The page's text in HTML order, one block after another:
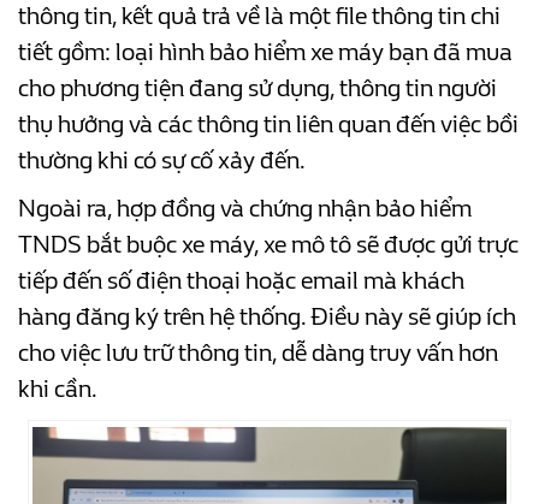
thông tin, kết quả trả về là một file thông tin chi
tiết gồm: loại hình bảo hiểm xe máy bạn đã mua
cho phương tiện đang sử dụng, thông tin người
thụ hưởng và các thông tin liên quan đến việc bồi
thường khi có sự cố xảy đến.
Ngoài ra, hợp đồng và chứng nhận bảo hiểm
TNDS bắt buộc xe máy, xe mô tô sẽ được gửi trực
tiếp đến số điện thoại hoặc email mà khách
hàng đăng ký trên hệ thống. Điều này sẽ giúp ích
cho việc lưu trữ thông tin, dễ dàng truy vấn hơn
khi cần.